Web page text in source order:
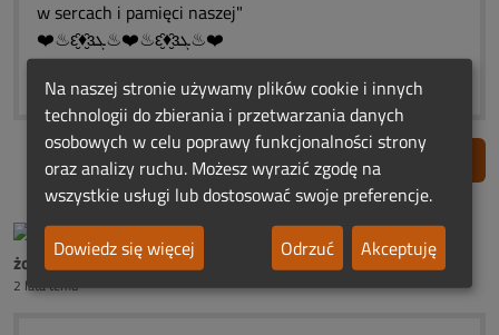
w sercach i pamięci naszej"
❤️♨ԑ̮̑♦̮̑ɜܓ♨❤️♨ԑ̮̑♦̮̑ɜܓ♨❤️
✬ *♥* ✬ *♥*✬ *♥* ✬ *♥* ✬
Zgłoś nadużycie
żona ś.p.Henia Dobrońskiego
2 lata temu
Na naszej stronie używamy plików cookie i innych
technologii do zbierania i przetwarzania danych
osobowych w celu poprawy funkcjonalności strony
oraz analizy ruchu. Możesz wyrazić zgodę na
wszystkie usługi lub dostosować swoje preferencje.
Dowiedz się więcej
Odrzuć Akceptuję